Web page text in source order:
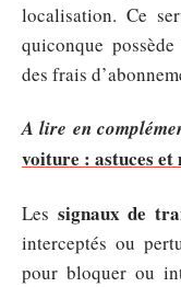
localisation. Ce
quiconque
des frais
A lire en
voiture : astuces et
Les signaux de
interceptés ou
pour bloquer ou